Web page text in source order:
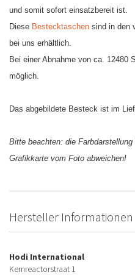
und somit sofort einsatzbereit ist.
Diese Bestecktaschen sind in den
bei uns erhältlich.
Bei einer Abnahme von ca. 12480
möglich.
Das abgebildete Besteck ist im
Bitte beachten: die
Grafikkarte vom Foto abweichen!
Hersteller Informationen
Hodi International
Kernreactorstraat 1